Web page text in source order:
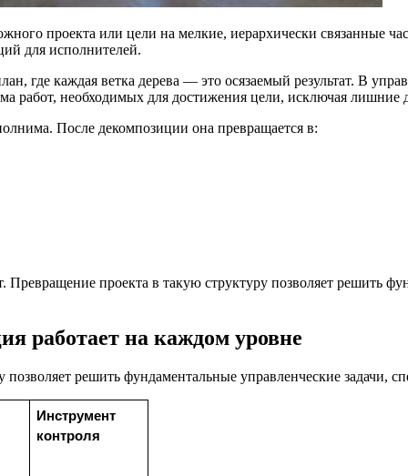
проекта или цели на мелкие, иерархически связанные
для исполнителей.
где каждая ветка дерева — это осязаемый результат. В
работ, необходимых для достижения цели, исключая
После декомпозиции она превращается в:
проекта в такую структуру позволяет решить
работает на каждом уровне
решить фундаментальные управленческие задачи,
Инструмент
контроля